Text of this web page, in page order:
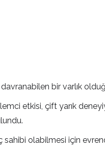
davranabilen bir varlık
etkisi, çift yarık
olabilmesi için